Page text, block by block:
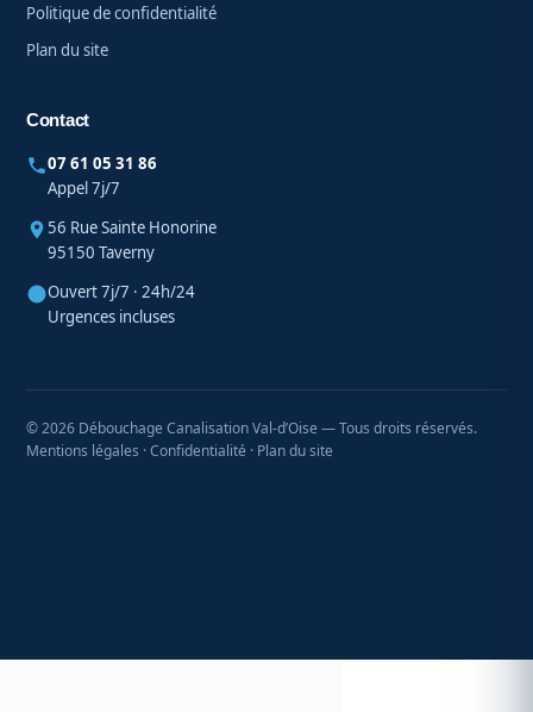
Politique de confidentialité
Plan du site
Contact
07 61 05 31 86
Appel 7j/7
56 Rue Sainte Honorine
95150 Taverny
Ouvert 7j/7 · 24h/24
Urgences incluses
© 2026 Débouchage Canalisation Val-d’Oise — Tous droits réservés.
Mentions légales ·Confidentialité · Plan du site